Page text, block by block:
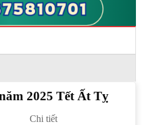
2025 Tết Ất Tỵ
Chi tiết